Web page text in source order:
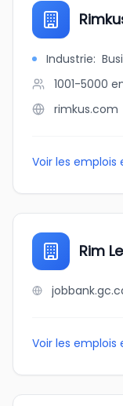
Industrie:
1001-5000
rimkus.com
Voir les emplois
Rim
Voir les emplois